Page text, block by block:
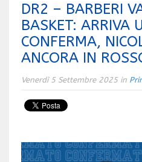
DR2 – BARBERI
BASKET: ARRIVA
CONFERMA,
ANCORA IN
Venerdì 5 Settembre 2025 in